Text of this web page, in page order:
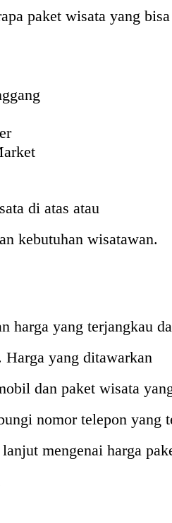
paket wisata yang
di atas atau
kebutuhan wisatawan.
harga yang terjangkau
Harga yang ditawarkan
dan paket wisata
nomor telepon yang
mengenai harga